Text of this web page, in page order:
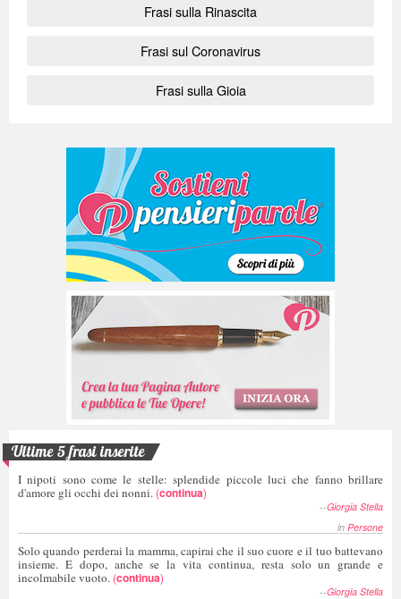
Frasi sulla Rinascita
Frasi sul Coronavirus
Frasi sulla Gioia
Ultime 5 frasi inserite
I nipoti sono come le stelle: splendide piccole luci che fanno brillare
d'amore gli occhi dei nonni. (continua)
--Giorgia Stella
in Persone
Solo quando perderai la mamma, capirai che il suo cuore e il tuo battevano
insieme. E dopo, anche se la vita continua, resta solo un grande e
incolmabile vuoto. (continua)
--Giorgia Stella